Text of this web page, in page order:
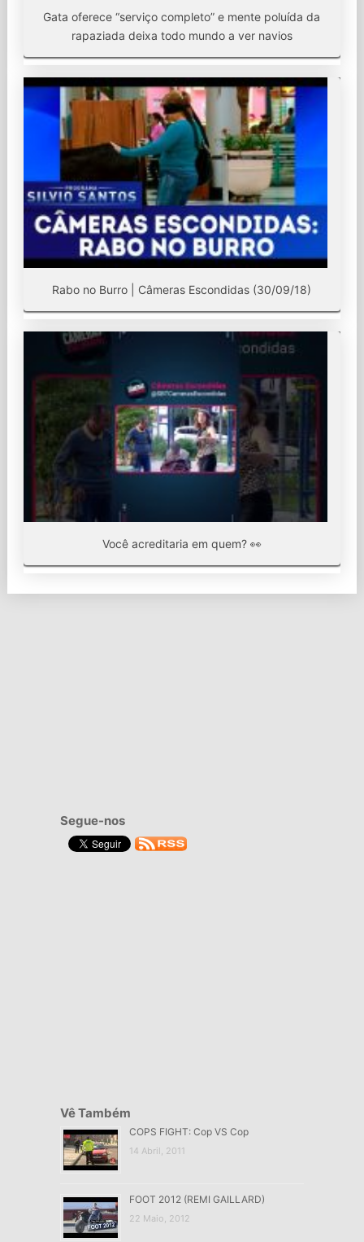
Gata oferece “serviço completo” e mente poluída da
rapaziada deixa todo mundo a ver navios
Rabo no Burro | Câmeras Escondidas (30/09/18)
Você acreditaria em quem? 👀
Segue-nos
Vê Também
COPS FIGHT: Cop VS Cop
14 Abril, 2011
FOOT 2012 (REMI GAILLARD)
22 Maio, 2012